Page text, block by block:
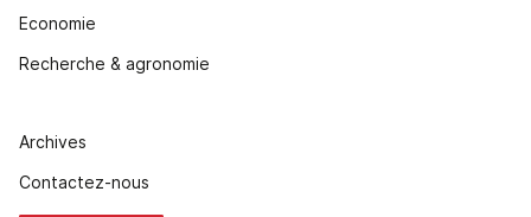
Economie
Recherche & agronomie
Archives
Contactez-nous